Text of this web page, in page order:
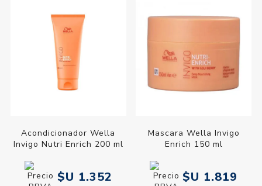
Acondicionador Wella
Invigo Nutri Enrich 200 ml
$U 1.352
Mascara Wella Invigo
Enrich 150 ml
$U 1.819